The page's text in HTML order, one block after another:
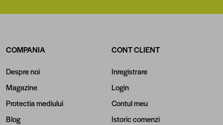
COMPANIA
Despre noi
Magazine
Protectia mediului
Blog
CONT CLIENT
Inregistrare
Login
Contul meu
Istoric comenzi